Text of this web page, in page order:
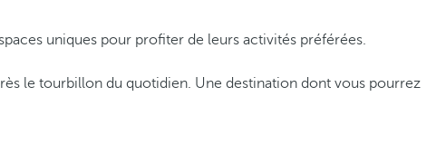
uniques pour profiter de leurs activités préférées.
le tourbillon du quotidien. Une destination dont vous pourrez